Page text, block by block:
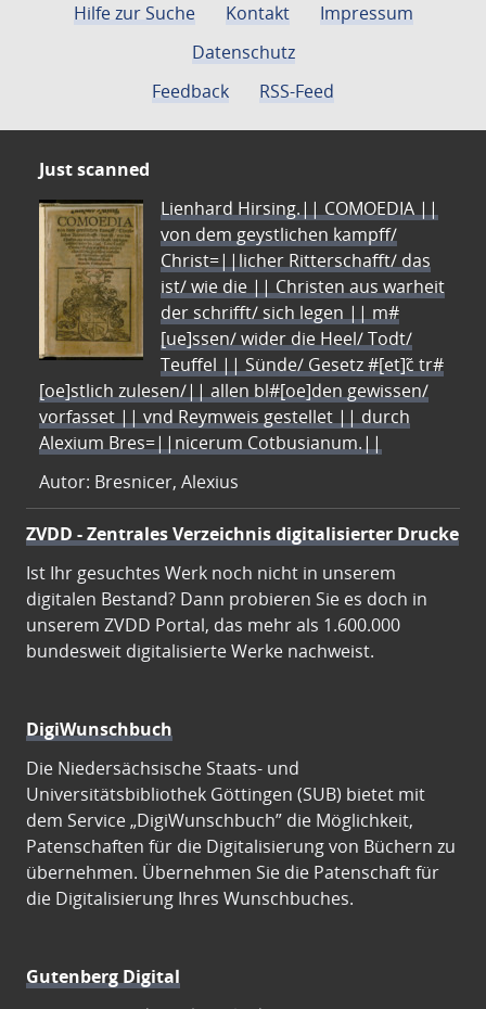
Hilfe zur Suche Kontakt
Impressum
Datenschutz
Feedback
RSS-Feed
Just scanned
Lienhard Hirsing.|| COMOEDIA ||
von dem geystlichen kampff/
Christ=||licher Ritterschafft/ das
ist/ wie die || Christen aus warheit
der schrifft/ sich legen || m#
[ue]ssen/ wider die Heel/ Todt/
Teuffel || Sünde/ Gesetz #[et]c̃ tr#
[oe]stlich zulesen/|| allen bl#[oe]den gewissen/
vorfasset || vnd Reymweis gestellet || durch
Alexium Bres=||nicerum Cotbusianum.||
Autor: Bresnicer, Alexius
ZVDD - Zentrales Verzeichnis digitalisierter Drucke
Ist Ihr gesuchtes Werk noch nicht in unserem
digitalen Bestand? Dann probieren Sie es doch in
unserem ZVDD Portal, das mehr als 1.600.000
bundesweit digitalisierte Werke nachweist.
DigiWunschbuch
Die Niedersächsische Staats- und
Universitätsbibliothek Göttingen (SUB) bietet mit
dem Service „DigiWunschbuch” die Möglichkeit,
Patenschaften für die Digitalisierung von Büchern zu
übernehmen. Übernehmen Sie die Patenschaft für
die Digitalisierung Ihres Wunschbuches.
Gutenberg Digital